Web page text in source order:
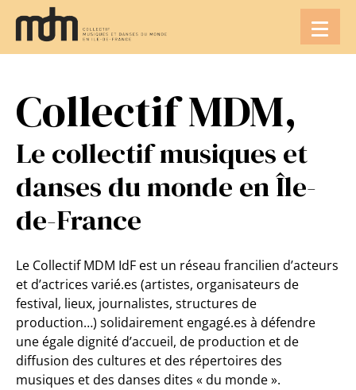
contenu
Collectif MDM,
Le collectif musiques et
danses du monde en Île-
de-France
Le Collectif MDM IdF est un réseau francilien d’acteurs
et d’actrices varié.es (artistes, organisateurs de
festival, lieux, journalistes, structures de
production…) solidairement engagé.es à défendre
une égale dignité d’accueil, de production et de
diffusion des cultures et des répertoires des
musiques et des danses dites « du monde ».